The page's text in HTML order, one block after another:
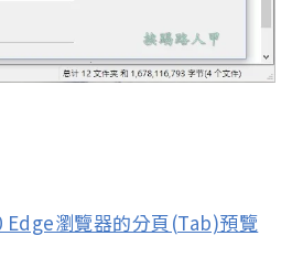
瀏覽器的分頁(Tab)預覽